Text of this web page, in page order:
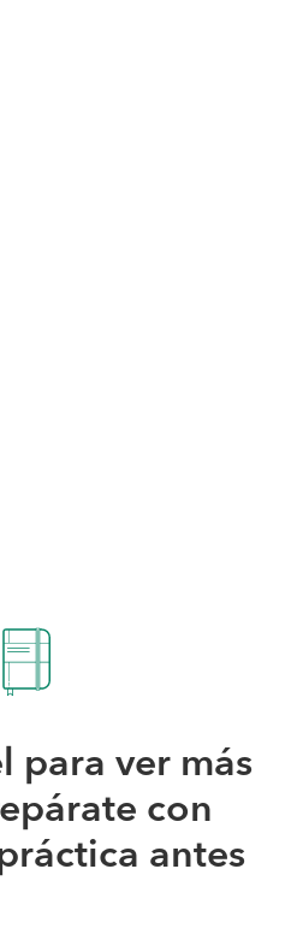
para ver más
con
antes